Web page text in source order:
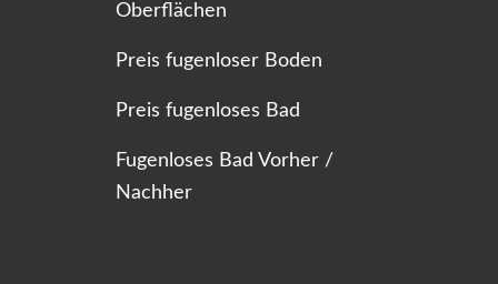
Oberflächen
Preis fugenloser Boden
Preis fugenloses Bad
Fugenloses Bad Vorher /
Nachher